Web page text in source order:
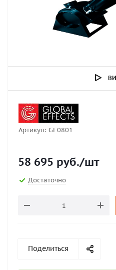
Артикул: GE0801
58 695 руб./шт
Достаточно
Поделиться